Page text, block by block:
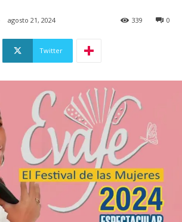
agosto 21, 2024 0
339
Twitter